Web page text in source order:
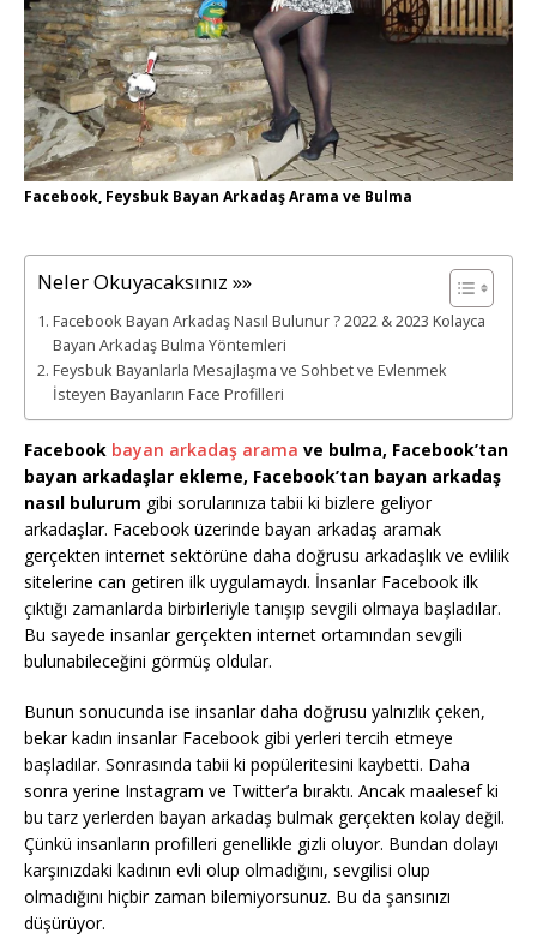
Facebook, Feysbuk Bayan Arkadaş Arama ve Bulma
Neler Okuyacaksınız »»
Facebook Bayan Arkadaş Nasıl Bulunur ? 2022 & 2023 Kolayca
Bayan Arkadaş Bulma Yöntemleri
Feysbuk Bayanlarla Mesajlaşma ve Sohbet ve Evlenmek
İsteyen Bayanların Face Profilleri
Facebook bayan arkadaş arama ve bulma, Facebook’tan
bayan arkadaşlar ekleme, Facebook’tan bayan arkadaş
nasıl bulurum gibi sorularınıza tabii ki bizlere geliyor
arkadaşlar. Facebook üzerinde bayan arkadaş aramak
gerçekten internet sektörüne daha doğrusu arkadaşlık ve evlilik
sitelerine can getiren ilk uygulamaydı. İnsanlar Facebook ilk
çıktığı zamanlarda birbirleriyle tanışıp sevgili olmaya başladılar.
Bu sayede insanlar gerçekten internet ortamından sevgili
bulunabileceğini görmüş oldular.
Bunun sonucunda ise insanlar daha doğrusu yalnızlık çeken,
bekar kadın insanlar Facebook gibi yerleri tercih etmeye
başladılar. Sonrasında tabii ki popüleritesini kaybetti. Daha
sonra yerine Instagram ve Twitter’a bıraktı. Ancak maalesef ki
bu tarz yerlerden bayan arkadaş bulmak gerçekten kolay değil.
Çünkü insanların profilleri genellikle gizli oluyor. Bundan dolayı
karşınızdaki kadının evli olup olmadığını, sevgilisi olup
olmadığını hiçbir zaman bilemiyorsunuz. Bu da şansınızı
düşürüyor.